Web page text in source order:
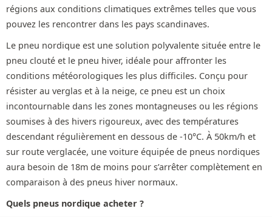
régions aux conditions climatiques extrêmes telles que vous
pouvez les rencontrer dans les pays scandinaves.
Le pneu nordique est une solution polyvalente située entre le
pneu clouté et le pneu hiver, idéale pour affronter les
conditions météorologiques les plus difficiles. Conçu pour
résister au verglas et à la neige, ce pneu est un choix
incontournable dans les zones montagneuses ou les régions
soumises à des hivers rigoureux, avec des températures
descendant régulièrement en dessous de -10°C. À 50km/h et
sur route verglacée, une voiture équipée de pneus nordiques
aura besoin de 18m de moins pour s’arrêter complètement en
comparaison à des pneus hiver normaux.
Quels pneus nordique acheter ?